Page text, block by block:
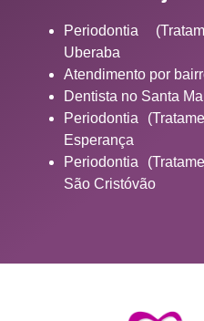
Periodontia
Uberaba
Atendimento por
Dentista no Santa
Periodontia
Esperança
Periodontia
São Cristóvão